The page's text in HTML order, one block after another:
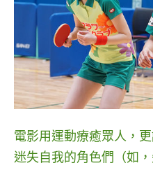
電影用運動療癒眾人，
迷失自我的角色們（如